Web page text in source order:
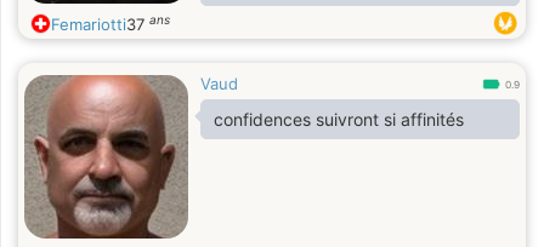
bout du monde, mais la distance
nous sépare et la solitude pèse
que je suis ici, pour rompre ce vide
et retrouver un peu de chaleur
humaine et bien sûr de tendresse.
Femariotti37 ans
Vaud 0.9
confidences suivront si affinités